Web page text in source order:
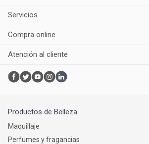
Servicios
Compra online
Atención al cliente
Productos de Belleza
Maquillaje
Perfumes y fragancias